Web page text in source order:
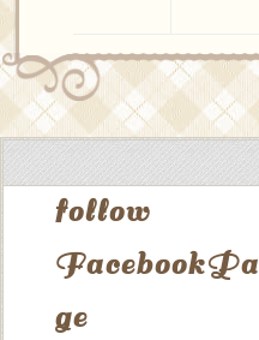
follow
FacebookPa
ge